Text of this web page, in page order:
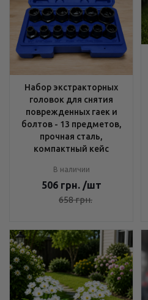
Набор экстракторных
головок для снятия
поврежденных гаек и
болтов - 13 предметов,
прочная сталь,
компактный кейс
В наличии
506 грн. /шт
658грн.